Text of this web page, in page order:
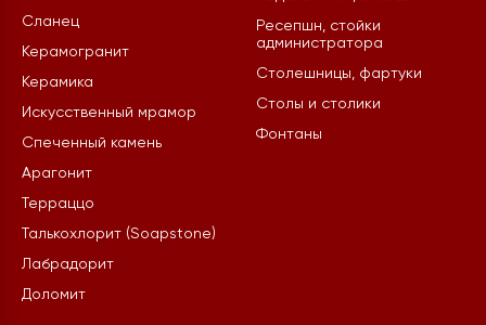
Сланец
Керамогранит
Керамика
Искусственный мрамор
Спеченный камень
Арагонит
Терраццо
Талькохлорит (Soapstone)
Лабрадорит
Доломит
Ресепшн, стойки
администратора
Столешницы, фартуки
Столы и столики
Фонтаны